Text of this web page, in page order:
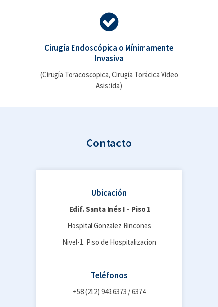
Cirugía Endoscópica o Mínimamente
Invasiva
(Cirugía Toracoscopica, Cirugía Torácica Video
Asistida)
Contacto
Ubicación
Edif. Santa Inés I – Piso 1
Hospital Gonzalez Rincones
Nivel-1. Piso de Hospitalizacion
Teléfonos
+58 (212) 949.6373 / 6374